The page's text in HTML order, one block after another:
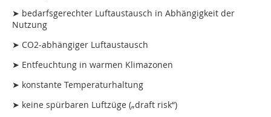
➤ bedarfsgerechter Luftaustausch in Abhängigkeit der
Nutzung
➤ CO2-abhängiger Luftaustausch
➤ Entfeuchtung in warmen Klimazonen
➤ konstante Temperaturhaltung
➤ keine spürbaren Luftzüge („draft risk“)